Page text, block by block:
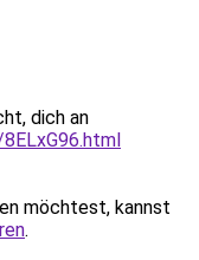
dich an
möchtest, kannst
.